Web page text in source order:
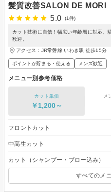
髪質改善SALON DE MORI
5.0
(1件)
カット技術に自信！幅広い年齢層に対応、
歓迎。
アクセス：JR常磐線 いわき駅 徒歩15分
ポイントが貯まる・使える メンズ歓迎
メニュー別参考価格
カット単価
￥1,200～
メ
フロントカット
中高生カット
カット（シャンプー・ブロー込み）
すべてのメ